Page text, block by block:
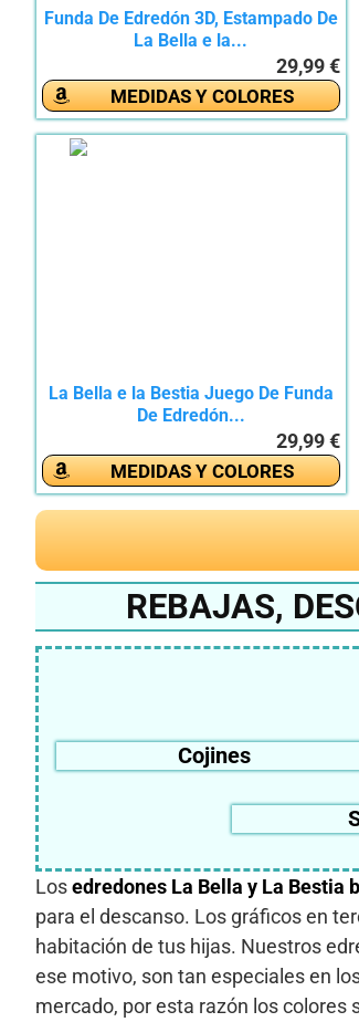
Funda De Edredón 3D, Estampado De
La Bella e la...
29,99 €
MEDIDAS Y COLORES
La Bella e la Bestia Juego De Funda
De Edredón...
29,99 €
MEDIDAS Y COLORES
REBAJAS,
Cojines
Losedredones La Bella y La Bestia
para el descanso. Los gráficos en
habitación de tus hijas. Nuestros
ese motivo, son tan especiales en
mercado, por esta razón los colores